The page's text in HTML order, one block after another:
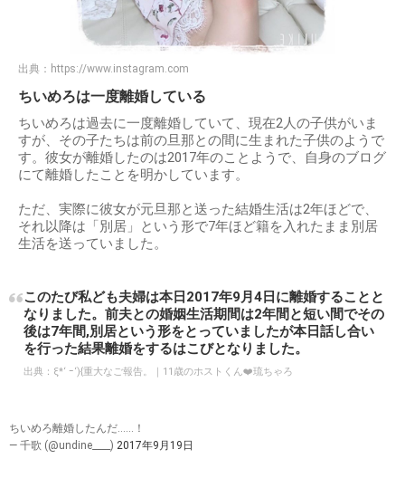
出典： https://www.instagram.com
ちいめろは一度離婚している
ちいめろは過去に一度離婚していて、現在2人の子供がいま
すが、その子たちは前の旦那との間に生まれた子供のようで
す。彼女が離婚したのは2017年のことようで、自身のブログ
にて離婚したことを明かしています。
ただ、実際に彼女が元旦那と送った結婚生活は2年ほどで、
それ以降は「別居」という形で7年ほど籍を入れたまま別居
生活を送っていました。
このたび私ども夫婦は本日2017年9月4日に離婚することと
なりました。前夫との婚姻生活期間は2年間と短い間でその
後は7年間,別居という形をとっていましたが本日話し合い
を行った結果離婚をするはこびとなりました。
出典： ξ*‘ ｰ‘){重大なご報告。｜11歳のホストくん❤️琉ちゃろ
ちいめろ離婚したんだ……！
— 千歌 (@undine____) 2017年9月19日